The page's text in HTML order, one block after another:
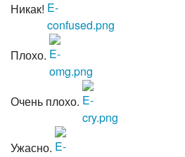
Никак!
Плохо.
Очень плохо.
Ужасно.